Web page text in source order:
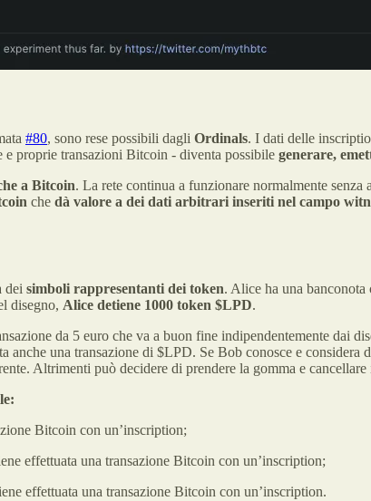
#80, sono rese possibili dagli Ordinals. I dati delle
proprie transazioni Bitcoin - diventa possibile generare,
a Bitcoin. La rete continua a funzionare normalmente
che dà valore a dei dati arbitrari inseriti nel campo
dei simboli rappresentanti dei token. Alice ha una
disegno, Alice detiene 1000 token $LPD.
da 5 euro che va a buon fine indipendentemente dai
anche una transazione di $LPD. Se Bob conosce e
Altrimenti può decidere di prendere la gomma e cancellare
Bitcoin con un’inscription;
effettuata una transazione Bitcoin con un’inscription;
effettuata una transazione Bitcoin con un’inscription.